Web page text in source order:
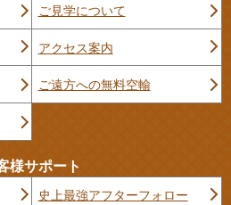
ご見学について
アクセス案内
ご遠方への無料空輸
様サポート
史上最強アフターフォロー